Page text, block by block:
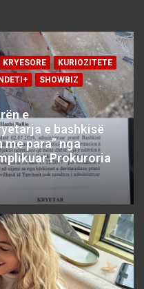
KRYESORE
KURIOZITETE
SHOWBIZ
e
e bashkisë
para” nga
Prokuroria